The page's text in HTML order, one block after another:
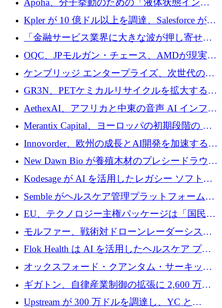
の資本シフトを呼びかけ
Apoha、分子挙動のための「液体状態インテ
リジェンス」を構築するために3,600万ドルを
かけてステルス状態から出現
Kpler が 10 億ドル以上を調達、Salesforce が
Contentful を買収、Built in Europe キャンペー
ンを開始
「金融サービス業界に大きな波が押し寄せて
いる」と「欧州初のAIネイティブ銀行」のボ
スが語る
OQC、JPモルガン・チェース、AMDが現実世
界のフィンテック・アプリケーションを探索
するためにQuantum-AIデータセンターを立ち
上げ
ケンブリッジ エンタープライズ、次世代のデ
ィープテック創設者向けにロンドンの出発点
を構築
GR3N、PETケミカルリサイクルを拡大するた
めにシリーズBで1,550万ユーロを調達
AethexAI、アフリカと中東の音声 AI インフラ
ストラクチャを構築するために 300 万ドルを
Merantix Capital、ヨーロッパの初期段階の AI
スタートアップ向けに 1 億 300 万ユーロのフ
ァンドを立ち上げる
Innovorder、欧州の成長とAI開発を加速するた
めに2,000万ユーロを確保
New Dawn Bio が養殖木材のプレシードラウン
ドで 210 万ユーロを調達
Kodesage が AI を活用したレガシー ソフトウ
ェアの最新化のために 660 万ドルを調達
Semble がヘルスケア管理プラットフォームを
拡大するためにシリーズ C で 3,000 万ポンド
を調達
EU、テクノロジー主権パッケージは「国民の
保護」に関するものだと発言
モルファー、戦術対ドローンレーダーシステ
ムを最前線に近づけるために150万ユーロを調
Flok Health は AI を活用したヘルスケア プラ
ットフォームの成長に 1,250 万ドルを投資
オックスフォード・クアンタム・サーキット
が「成人向け」2億6,000万ポンドの資金調達
ラウンドを獲得
ギガトン、自律産業制御の拡張に 2,600 万ド
ルを調達
Upstream が 300 万ドルを調達し、YC と